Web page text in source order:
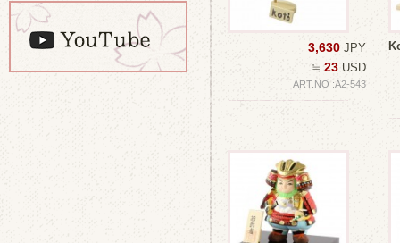
3,630 JPY
≒ 23 USD
ART.NO :A2-543